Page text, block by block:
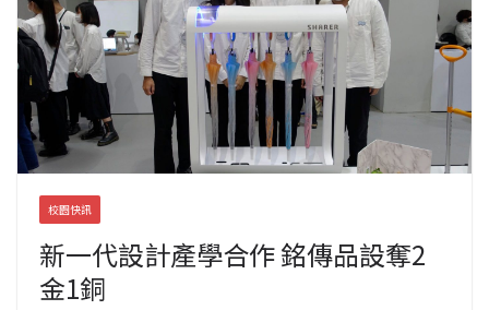
校園快訊
新一代設計產學合作 銘傳品設奪2
金1銅